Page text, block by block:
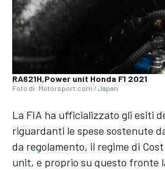
MONOPOSTO
RA621H,Power unit Honda F1 2021
Foto di: Motorsport.com / Japan
La FIA ha ufficializzato gli esiti
riguardanti le spese sostenute
da regolamento, il regime di
unit, e proprio su questo fronte